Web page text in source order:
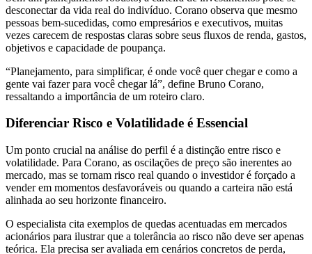
desconectar da vida real do indivíduo. Corano observa que mesmo
pessoas bem-sucedidas, como empresários e executivos, muitas
vezes carecem de respostas claras sobre seus fluxos de renda, gastos,
objetivos e capacidade de poupança.
“Planejamento, para simplificar, é onde você quer chegar e como a
gente vai fazer para você chegar lá”, define Bruno Corano,
ressaltando a importância de um roteiro claro.
Diferenciar Risco e Volatilidade é Essencial
Um ponto crucial na análise do perfil é a distinção entre risco e
volatilidade. Para Corano, as oscilações de preço são inerentes ao
mercado, mas se tornam risco real quando o investidor é forçado a
vender em momentos desfavoráveis ou quando a carteira não está
alinhada ao seu horizonte financeiro.
O especialista cita exemplos de quedas acentuadas em mercados
acionários para ilustrar que a tolerância ao risco não deve ser apenas
teórica. Ela precisa ser avaliada em cenários concretos de perda,